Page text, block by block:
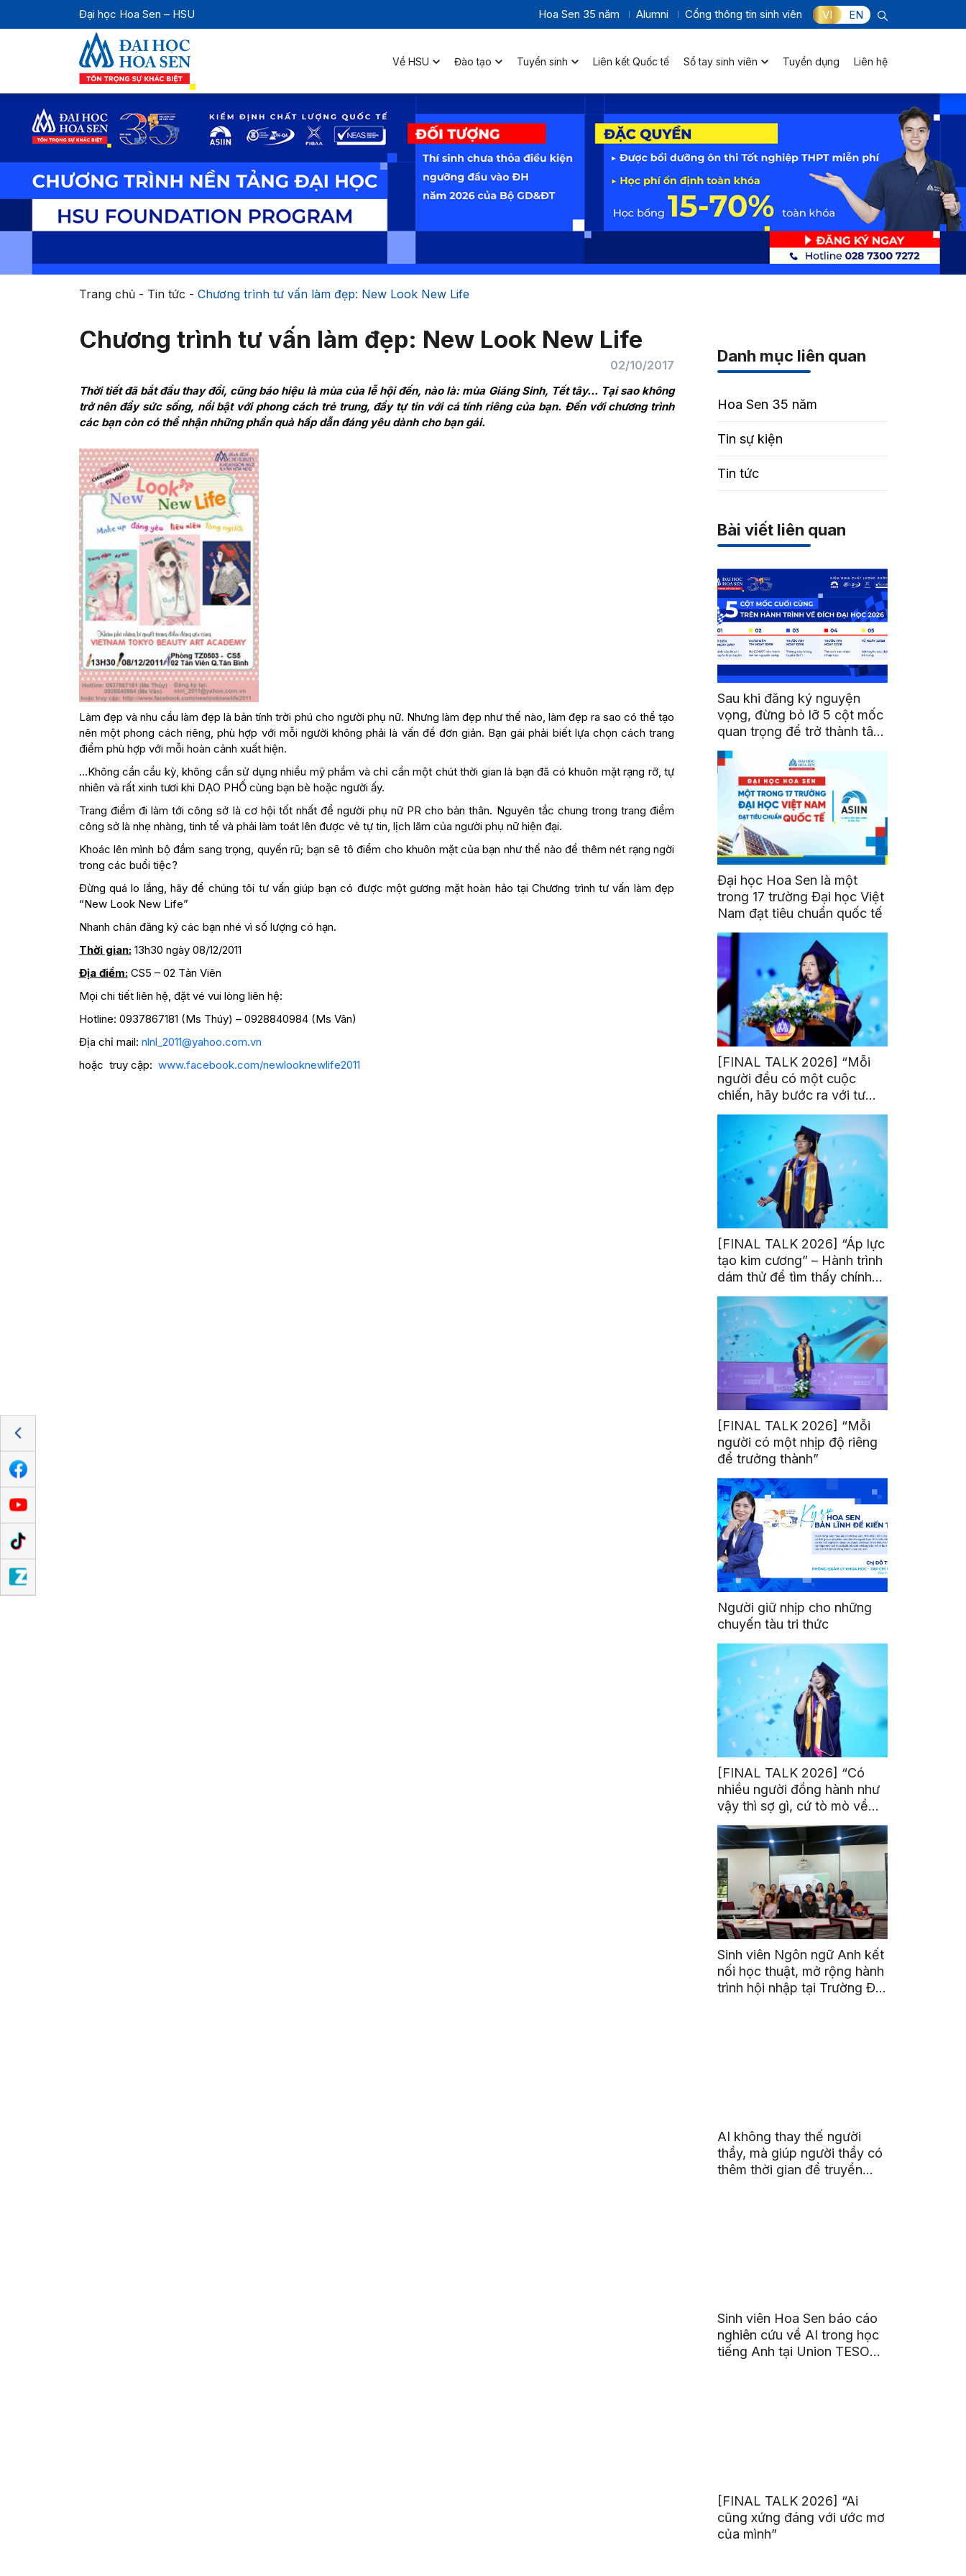
Đại học Hoa Sen – HSU Hoa Sen 35 năm Alumni Cổng thông tin sinh viên VI EN
Về HSU Đào tạo Tuyển sinh Liên kết Quốc tế Sổ tay sinh viên Tuyển dụng Liên hệ
Trang chủ- Tin tức - Chương trình tư vấn làm đẹp: New Look New Life
Chương trình tư vấn làm đẹp: New Look New Life
02/10/2017
Thời tiết đã bắt đầu thay đổi, cũng báo hiệu là mùa của lễ hội đến, nào là: mùa Giáng Sinh, Tết tây… Tại sao không
trở nên đầy sức sống, nổi bật với phong cách trẻ trung, đầy tự tin với cá tính riêng của bạn. Đến với chương trình
các bạn còn có thể nhận những phần quà hấp dẫn đáng yêu dành cho bạn gái.
Làm đẹp và nhu cầu làm đẹp là bản tính trời phú cho người phụ nữ. Nhưng làm đẹp như thế nào, làm đẹp ra sao có thể tạo
nên một phong cách riêng, phù hợp với mỗi người không phải là vấn đề đơn giản. Bạn gái phải biết lựa chọn cách trang
điểm phù hợp với mỗi hoàn cảnh xuất hiện.
…Không cần cầu kỳ, không cần sử dụng nhiều mỹ phầm và chỉ cần một chút thời gian là bạn đã có khuôn mặt rạng rỡ, tự
nhiên và rất xinh tươi khi DẠO PHỐ cùng bạn bè hoặc người ấy.
Trang điểm đi làm tới công sở là cơ hội tốt nhất để người phụ nữ PR cho bản thân. Nguyên tắc chung trong trang điểm
công sở là nhẹ nhàng, tinh tế và phải làm toát lên được vẻ tự tin, lịch lãm của người phụ nữ hiện đại.
Khoác lên mình bộ đầm sang trọng, quyến rũ; bạn sẽ tô điểm cho khuôn mặt của bạn như thế nào để thêm nét rạng ngời
trong các buổi tiệc?
Đừng quá lo lắng, hãy để chúng tôi tư vấn giúp bạn có được một gương mặt hoàn hảo tại Chương trình tư vấn làm đẹp
“New Look New Life”
Nhanh chân đăng ký các bạn nhé vì số lượng có hạn.
Thời gian:13h30 ngày 08/12/2011
Địa điểm:CS5 – 02 Tản Viên
Mọi chi tiết liên hệ, đặt vé vui lòng liên hệ:
Hotline: 0937867181 (Ms Thúy) – 0928840984 (Ms Vân)
Địa chỉ mail: nlnl_2011@yahoo.com.vn
hoặc truy cập: www.facebook.com/newlooknewlife2011
Danh mục liên quan
Hoa Sen 35 năm
Tin sự kiện
Tin tức
Bài viết liên quan
Sau khi đăng ký nguyện
vọng, đừng bỏ lỡ 5 cột mốc
quan trọng để trở thành tân
sinh viên HSU
Đại học Hoa Sen là một
trong 17 trường Đại học Việt
Nam đạt tiêu chuẩn quốc tế
[FINAL TALK 2026] “Mỗi
người đều có một cuộc
chiến, hãy bước ra với tư
thế của người chiến thắng”
[FINAL TALK 2026] “Áp lực
tạo kim cương” – Hành trình
dám thử để tìm thấy chính
mình
[FINAL TALK 2026] “Mỗi
người có một nhịp độ riêng
để trưởng thành”
Người giữ nhịp cho những
chuyến tàu tri thức
[FINAL TALK 2026] “Có
nhiều người đồng hành như
vậy thì sợ gì, cứ tò mò về
thế giới thôi”
Sinh viên Ngôn ngữ Anh kết
nối học thuật, mở rộng hành
trình hội nhập tại Trường Đại
AI không thay thế người
thầy, mà giúp người thầy có
thêm thời gian để truyền
Sinh viên Hoa Sen báo cáo
nghiên cứu về AI trong học
tiếng Anh tại Union TESOL
[FINAL TALK 2026] “Ai
cũng xứng đáng với ước mơ
của mình”